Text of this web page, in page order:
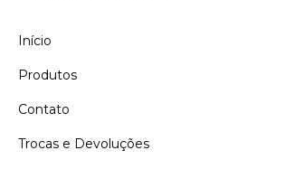
Início
Produtos
Contato
Trocas e Devoluções